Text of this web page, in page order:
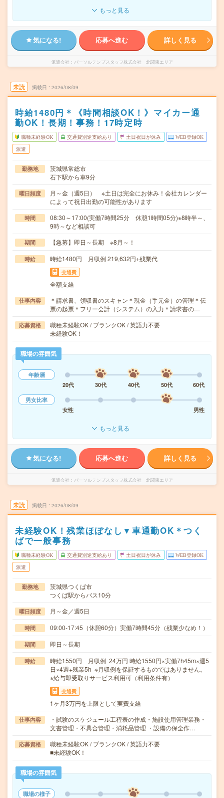
もっと見る
気になる! 応募へ進む 詳しく見る
派遣会社 パーソルテンプスタッフ株式会社 北関東エリア
未読 掲載日 2026/08/09
時給1480円＊《時間相談OK！》マイカー通
勤OK！長期！事務！17時定時
職種未経験OK 交通費別途支給あり 土日祝日が休み WEB登録OK
派遣
勤務地
茨城県常総市
石下駅から車9分
曜日頻度
月～金（週5日） ※土日は完全にお休み！会社カレンダー
によって祝日出勤の可能性があります
時間
08:30～17:00(実働7時間25分 休憩1時間05分)※8時半～、
9時～など相談可
期間 【急募】即日～長期 ※8月～！
時給 時給1480円 月収例 219,632円+残業代
交通費
全額支給
仕事内容
＊請求書、領収書のスキャン＊現金（手元金）の管理＊伝
票の起票＊フリー会計（システム）の入力＊請求書の…
応募資格
職種未経験OK / ブランクOK / 英語力不要
未経験OK！
職場の雰囲気
年齢層
20代
30代 40代 50代
60代
男女比率
女性
男性
もっと見る
気になる! 応募へ進む 詳しく見る
派遣会社 パーソルテンプスタッフ株式会社 北関東エリア
未読 掲載日 2026/08/09
未経験OK！残業ほぼなし▼車通勤OK＊つく
ばで一般事務
職種未経験OK 交通費別途支給あり 土日祝日が休み WEB登録OK
派遣
勤務地
茨城県つくば市
つくば駅からバス10分
曜日頻度 月～金／週5日
時間 09:00-17:45（休憩60分）実働7時間45分（残業少なめ！）
期間 即日～長期
時給
時給1550円 月収例 24万円 時給1550円×実働7h45m×週5
日×4週+残業5h ※月収例を保証するものではありません。
※給与即受取りサービス利用可（利用条件有）
交通費
1ヶ月3万円を上限として実費支給
仕事内容
・試験のスケジュール工程表の作成・施設使用管理業務・
文書管理・不具合管理・消耗品管理 ・設備の保全作…
応募資格
職種未経験OK / ブランクOK / 英語力不要
■未経験OK！
職場の雰囲気
職場の様子